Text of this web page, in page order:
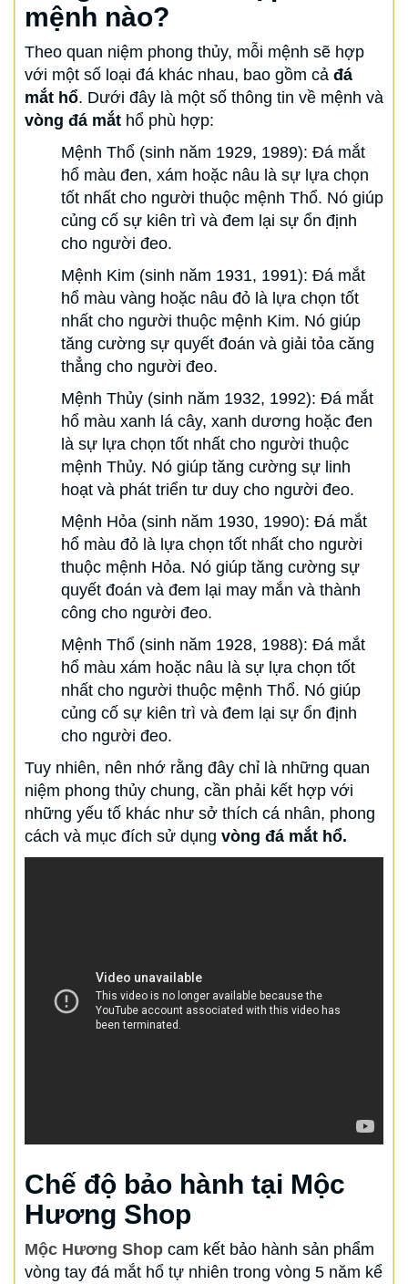
mệnh nào?
Theo quan niệm phong thủy, mỗi mệnh sẽ hợp
với một số loại đá khác nhau, bao gồm cả đá
mắt hổ. Dưới đây là một số thông tin về mệnh và
vòng đá mắt hổ phù hợp:
Mệnh Thổ (sinh năm 1929, 1989): Đá mắt
hổ màu đen, xám hoặc nâu là sự lựa chọn
tốt nhất cho người thuộc mệnh Thổ. Nó giúp
củng cố sự kiên trì và đem lại sự ổn định
cho người đeo.
Mệnh Kim (sinh năm 1931, 1991): Đá mắt
hổ màu vàng hoặc nâu đỏ là lựa chọn tốt
nhất cho người thuộc mệnh Kim. Nó giúp
tăng cường sự quyết đoán và giải tỏa căng
thẳng cho người đeo.
Mệnh Thủy (sinh năm 1932, 1992): Đá mắt
hổ màu xanh lá cây, xanh dương hoặc đen
là sự lựa chọn tốt nhất cho người thuộc
mệnh Thủy. Nó giúp tăng cường sự linh
hoạt và phát triển tư duy cho người đeo.
Mệnh Hỏa (sinh năm 1930, 1990): Đá mắt
hổ màu đỏ là lựa chọn tốt nhất cho người
thuộc mệnh Hỏa. Nó giúp tăng cường sự
quyết đoán và đem lại may mắn và thành
công cho người đeo.
Mệnh Thổ (sinh năm 1928, 1988): Đá mắt
hổ màu xám hoặc nâu là sự lựa chọn tốt
nhất cho người thuộc mệnh Thổ. Nó giúp
củng cố sự kiên trì và đem lại sự ổn định
cho người đeo.
Tuy nhiên, nên nhớ rằng đây chỉ là những quan
niệm phong thủy chung, cần phải kết hợp với
những yếu tố khác như sở thích cá nhân, phong
cách và mục đích sử dụng vòng đá mắt hổ.
Chế độ bảo hành tại Mộc
Hương Shop
Mộc Hương Shop cam kết bảo hành sản phẩm
vòng tay đá mắt hổ tự nhiên trong vòng 5 năm kể